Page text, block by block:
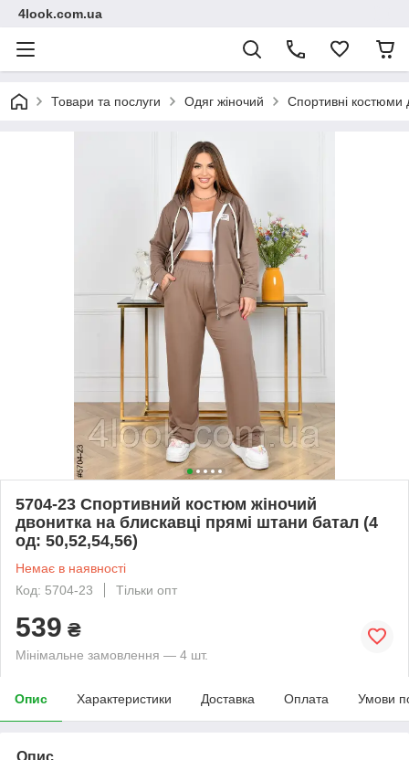
4look.com.ua
Товари та послуги Одяг жіночий Спортивні костюми
5704-23 Спортивний костюм жіночий
двонитка на блискавці прямі штани батал (4
од: 50,52,54,56)
Немає в наявності
Код: 5704-23
Тільки опт
539 ₴
Мінімальне замовлення — 4 шт.
Опис Характеристики Доставка Оплата Умови
Опис